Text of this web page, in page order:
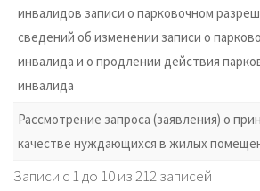
инвалидов записи о парковочном
сведений об изменении записи о
инвалида и о продлении действия
инвалида
Рассмотрение запроса (заявления) о
качестве нуждающихся в жилых
Записи с 1 до 10 из 212 записей